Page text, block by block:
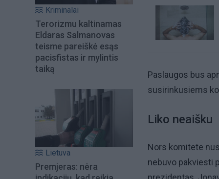
Kriminalai
Terorizmu kaltinamas
Eldaras Salmanovas
teisme pareiškė esąs
pacisfistas ir mylintis
taiką
Lietuva
Premjeras: nėra
Paslaugos bus
susirinkusiems
Liko neaišku
Nors komitete
nebuvo pakviesti